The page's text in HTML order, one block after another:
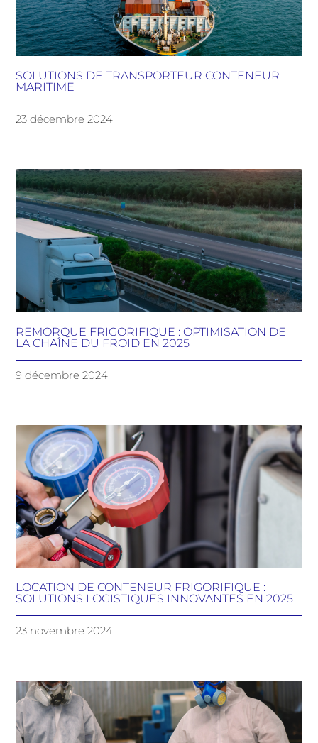
SOLUTIONS DE TRANSPORTEUR CONTENEUR
MARITIME
23 décembre 2024
REMORQUE FRIGORIFIQUE : OPTIMISATION DE
LA CHAÎNE DU FROID EN 2025
9 décembre 2024
LOCATION DE CONTENEUR FRIGORIFIQUE :
SOLUTIONS LOGISTIQUES INNOVANTES EN 2025
23 novembre 2024